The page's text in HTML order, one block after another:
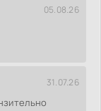
05.08.26
31.07.26